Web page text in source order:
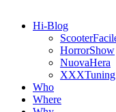
Hi-Blog
HorrorShow
NuovaHera
XXXTuning
Who
Where